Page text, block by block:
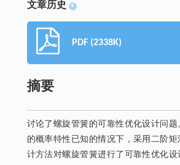
文章历史 +
PDF (2338K)
摘要
讨论了螺旋管簧的可靠性优化设计问
的概率特性已知的情况下，采用二阶
计方法对螺旋管簧进行了可靠性优化